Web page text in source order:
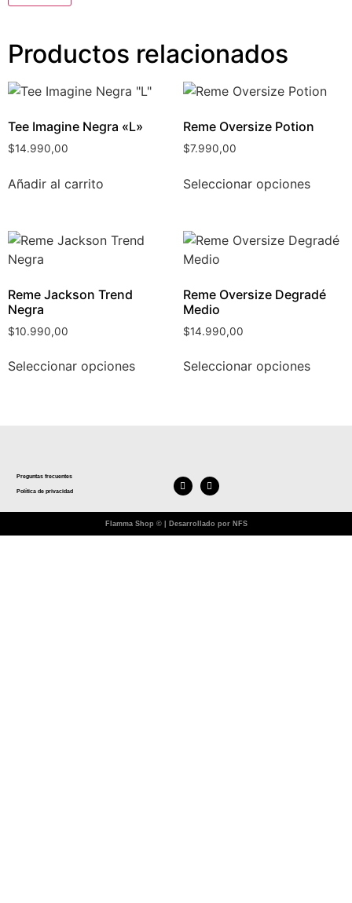
Productos relacionados
Tee Imagine Negra «L»
$14.990,00
Añadir al carrito
Reme Oversize Potion
$7.990,00
Seleccionar opciones
Reme Jackson Trend
Negra
$10.990,00
Seleccionar opciones
Reme Oversize Degradé
Medio
$14.990,00
Seleccionar opciones
Preguntas frecuentes
Política de privacidad
Flamma Shop © | Desarrollado por NFS